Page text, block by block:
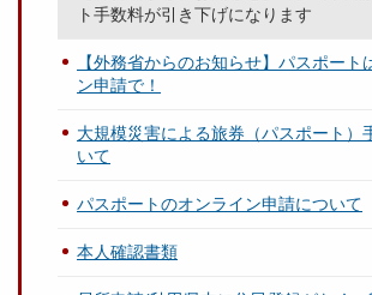
ト手数料が引き下げになります
【外務省からのお知らせ】パスポート
ン申請で！
大規模災害による旅券（パスポート）
いて
パスポートのオンライン申請について
本人確認書類